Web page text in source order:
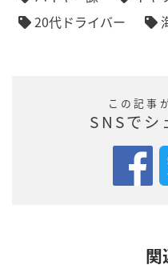
20代ドライバー
この記事
SNSでシ
関